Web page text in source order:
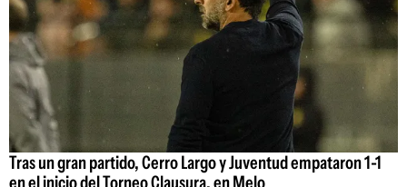
Tras un gran partido, Cerro Largo y Juventud empataron 1-1
en el inicio del Torneo Clausura, en Melo